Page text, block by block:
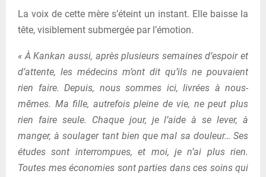
La voix de cette mère s’éteint un instant. Elle baisse la
tête, visiblement submergée par l’émotion.
« À Kankan aussi, après plusieurs semaines d’espoir et
d’attente, les médecins m’ont dit qu’ils ne pouvaient
rien faire. Depuis, nous sommes ici, livrées à nous-
mêmes. Ma fille, autrefois pleine de vie, ne peut plus
rien faire seule. Chaque jour, je l’aide à se lever, à
manger, à soulager tant bien que mal sa douleur… Ses
études sont interrompues, et moi, je n’ai plus rien.
Toutes mes économies sont parties dans ces soins qui